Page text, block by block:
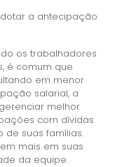
a antecipação
os trabalhadores
é comum que
em menor
salarial, a
melhor
com dívidas
de suas famílias.
mais em suas
da equipe.